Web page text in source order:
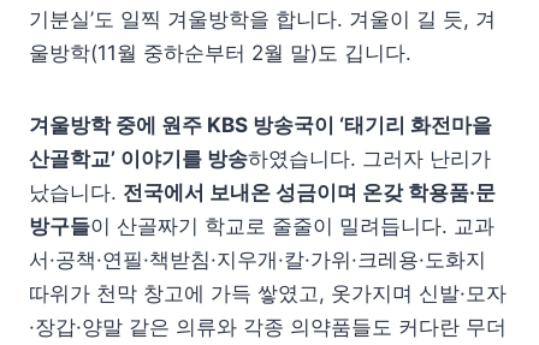
기분실’도 일찍 겨울방학을 합니다. 겨울이 길 듯, 겨
울방학(11월 중하순부터 2월 말)도 깁니다.
겨울방학 중에 원주 KBS 방송국이 ‘태기리 화전마을
산골학교’ 이야기를 방송하였습니다. 그러자 난리가
났습니다. 전국에서 보내온 성금이며 온갖 학용품·문
방구들이 산골짜기 학교로 줄줄이 밀려듭니다. 교과
서·공책·연필·책받침·지우개·칼·가위·크레용·도화지
따위가 천막 창고에 가득 쌓였고, 옷가지며 신발·모자
·장갑·양말 같은 의류와 각종 의약품들도 커다란 무더